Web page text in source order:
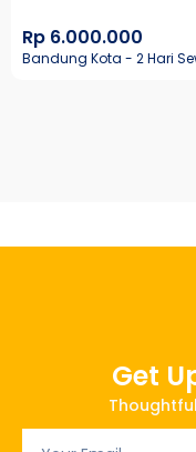
Rp 6.000.000
Bandung Kota - 2 Hari
Get